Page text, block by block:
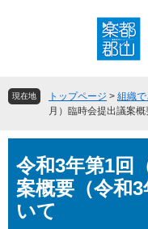
頭
飛現在地 トップページ > 組織
月）臨時会提出議案
文令和3年第1回
案概要（令和
いて